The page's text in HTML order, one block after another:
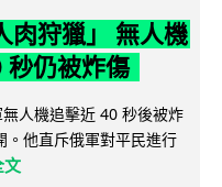
肉狩獵」 無人機
仍被炸傷
人機追擊近 40 秒後被炸
。他直斥俄軍對平民進行
文